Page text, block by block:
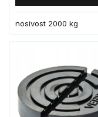
nosivost 2000 kg